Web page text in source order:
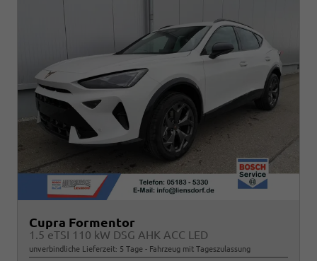
Cupra Formentor
1.5 eTSI 110 kW DSG AHK ACC LED
unverbindliche Lieferzeit: 5 Tage Fahrzeug mit Tageszulassung